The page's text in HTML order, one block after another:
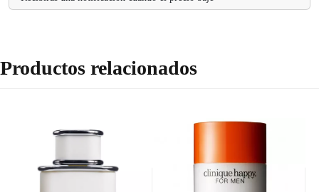
Productos relacionados